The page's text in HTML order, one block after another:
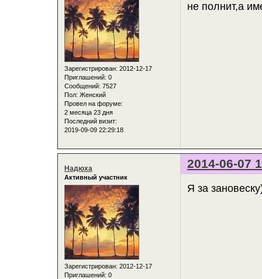
Зарегистрирован: 2012-12-17
Приглашений: 0
Сообщений: 7527
Пол: Женский
Провел на форуме:
2 месяца 23 дня
Последний визит:
2019-09-09 22:29:18
не полнит,а
2014-06-07
Надюха
Активный участник
Зарегистрирован: 2012-12-17
Приглашений: 0
Я за